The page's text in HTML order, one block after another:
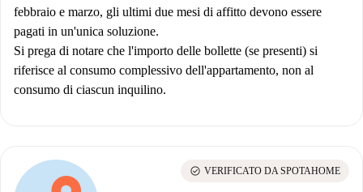
febbraio e marzo, gli ultimi due mesi di affitto devono essere
pagati in un'unica soluzione.
Si prega di notare che l'importo delle bollette (se presenti) si
riferisce al consumo complessivo dell'appartamento, non al
consumo di ciascun inquilino.
check_circle VERIFICATO DA SPOTAHOME